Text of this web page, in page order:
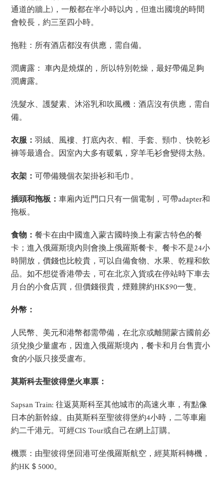
通道的牆上)，一般都在半小時以內，但進出國境的時間
會較長，約三至四小時。
拖鞋：所有酒店都沒有供應，需自備。
潤膚露： 車內是燒煤的，所以特別乾燥，最好帶備足夠
潤膚露。
洗髮水、護髮素、沐浴乳和吹風機：酒店沒有供應，需自
備。
衣服：羽絨、風褸、打底內衣、帽、手套、頸巾、快乾衫
褲等最適合。因室內大多有暖氣，穿羊毛衫會變得太熱。
衣架：可帶備幾個衣架掛衫和毛巾。
插頭和拖板：車廂內近門口只有一個電制，可帶adapter和
拖板。
食物：餐卡在由中國進入蒙古國時換上有蒙古特色的餐
卡；進入俄羅斯境內則會換上俄羅斯餐卡。餐卡不是24小
時開放，價錢也比較貴，可以自備食物、水果、乾糧和飲
品。如不想從香港帶去，可在北京入貨或在停站時下車去
月台的小食店買，但價錢很貴，煙雞脾約HK$90一隻。
外幣：
人民幣、美元和港幣都需帶備，在北京或離開蒙古國前必
須兌換少量盧布，因進入俄羅斯境內，餐卡和月台售賣小
食的小販只接受盧布。
莫斯科去聖彼得堡火車票：
Sapsan Train: 往返莫斯科至其他城市的高速火車，有點像
日本的新幹線。由莫斯科至聖彼得堡約4小時，二等車廂
約二千港元。可經CIS Tour或自己在網上訂購。
機票：由聖彼得堡回港可坐俄羅斯航空，經莫斯科轉機，
約HK＄5000。